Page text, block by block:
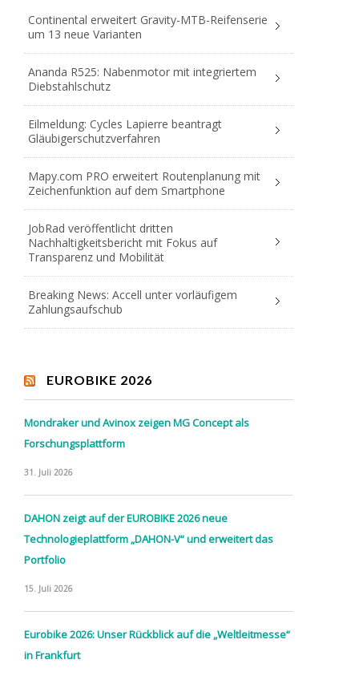
Continental erweitert Gravity-MTB-Reifenserie
um 13 neue Varianten
Ananda R525: Nabenmotor mit integriertem
Diebstahlschutz
Eilmeldung: Cycles Lapierre beantragt
Gläubigerschutzverfahren
Mapy.com PRO erweitert Routenplanung mit
Zeichenfunktion auf dem Smartphone
JobRad veröffentlicht dritten
Nachhaltigkeitsbericht mit Fokus auf
Transparenz und Mobilität
Breaking News: Accell unter vorläufigem
Zahlungsaufschub
EUROBIKE 2026
Mondraker und Avinox zeigen MG Concept als
Forschungsplattform
31. Juli 2026
DAHON zeigt auf der EUROBIKE 2026 neue
Technologieplattform „DAHON-V“ und erweitert das
Portfolio
15. Juli 2026
Eurobike 2026: Unser Rückblick auf die „Weltleitmesse“
in Frankfurt